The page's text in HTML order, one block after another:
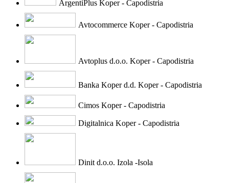
ArgentiPlus Koper - Capodistria
Avtocommerce Koper - Capodistria
Avtoplus d.o.o. Koper - Capodistria
Banka Koper d.d. Koper - Capodistria
Cimos Koper - Capodistria
Digitalnica Koper - Capodistria
Dinit d.o.o. Izola -Isola